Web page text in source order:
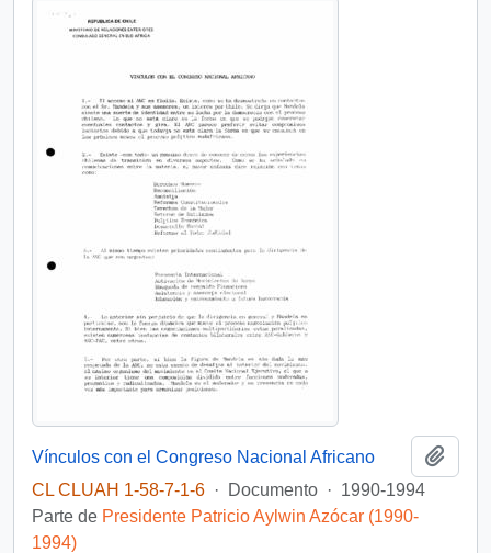
Vínculos con el Congreso Nacional Africano
CL CLUAH 1-58-7-1-6 · Documento · 1990-1994
Parte de Presidente Patricio Aylwin Azócar (1990-
1994)